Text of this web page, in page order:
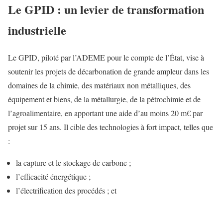
Le GPID : un levier de transformation
industrielle
Le GPID, piloté par l’ADEME pour le compte de l’État, vise à
soutenir les projets de décarbonation de grande ampleur dans les
domaines de la chimie, des matériaux non métalliques, des
équipement et biens, de la métallurgie, de la pétrochimie et de
l’agroalimentaire, en apportant une aide d’au moins 20 m€ par
projet sur 15 ans. Il cible des technologies à fort impact, telles que
:
la capture et le stockage de carbone ;
l’efficacité énergétique ;
l’électrification des procédés ; et